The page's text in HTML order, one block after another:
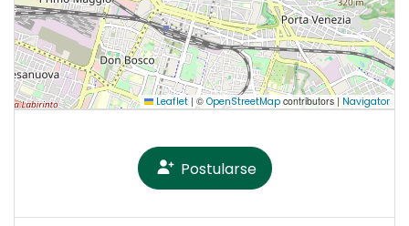
Leaflet | © OpenStreetMap contributors | Navigator
Postularse